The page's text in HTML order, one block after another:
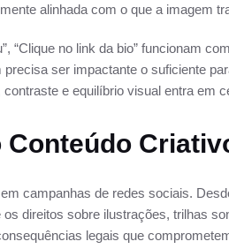
alinhada com o que a imagem
“Clique no link da bio” funcionam
ser impactante o suficiente
e equilíbrio visual entra em
campanhas de redes sociais.
direitos sobre ilustrações, trilhas
legais que